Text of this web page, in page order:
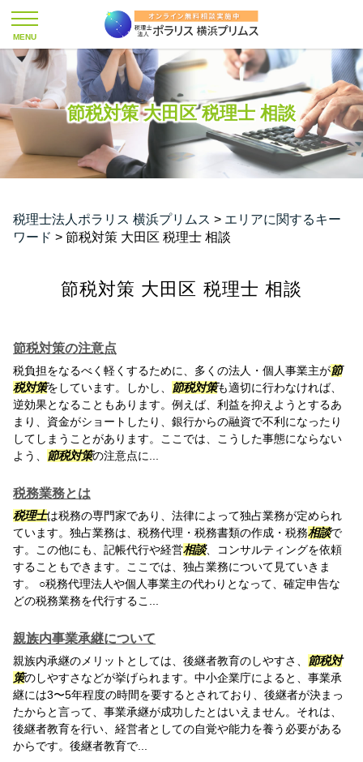
節税対策 大田区 税理士 相談
税理士法人ポラリス 横浜プリムス > エリアに関するキー
ワード > 節税対策 大田区 税理士 相談
節税対策 大田区 税理士 相談
節税対策の注意点
税負担をなるべく軽くするために、多くの法人・個人事業主が節
税対策をしています。しかし、 節税対策も適切に行わなければ、
逆効果となることもあります。例えば、利益を抑えようとするあ
まり、資金がショートしたり、銀行からの融資で不利になったり
してしまうことがあります。ここでは、こうした事態にならない
よう、
節税対策の注意点に...
税務業務とは
税理士は税務の専門家であり、法律によって独占業務が定められ
ています。独占業務は、税務代理・税務書類の作成・税務相談で
す。この他にも、記帳代行や経営相談、コンサルティングを依頼
することもできます。ここでは、独占業務について見ていきま
す。 ○税務代理法人や個人事業主の代わりとなって、確定申告な
どの税務業務を代行するこ...
親族内事業承継について
親族内承継のメリットとしては、後継者教育のしやすさ、
節税対
策のしやすさなどが挙げられます。中小企業庁によると、事業承
継には3〜5年程度の時間を要するとされており、後継者が決まっ
たからと言って、事業承継が成功したとはいえません。それは、
後継者教育を行い、経営者としての自覚や能力を養う必要がある
からです。後継者教育で...